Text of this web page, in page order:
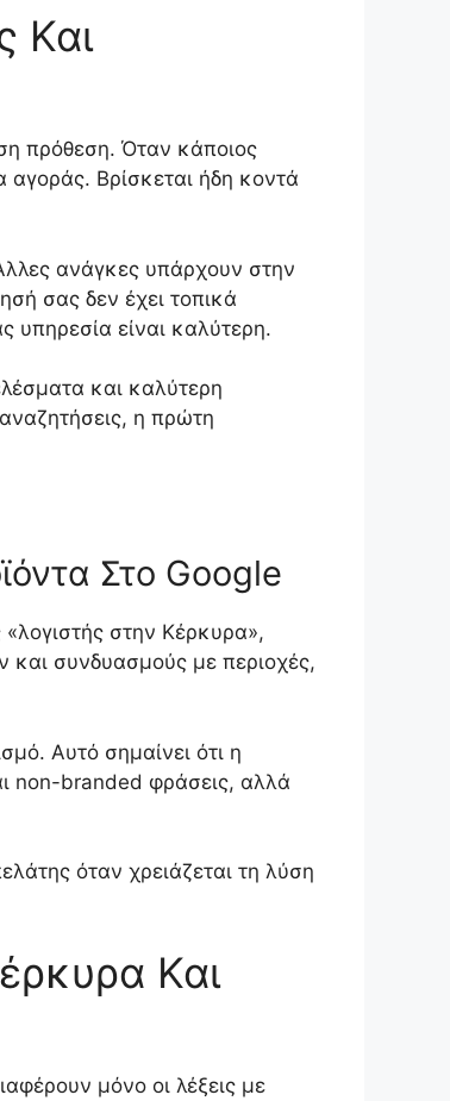
Και
πρόθεση. Όταν κάποιος
Βρίσκεται ήδη κοντά
ανάγκες υπάρχουν στην
σας δεν έχει τοπικά
υπηρεσία είναι καλύτερη.
και καλύτερη
η πρώτη
Στο Google
στην Κέρκυρα»,
και συνδυασμούς με περιοχές,
Αυτό σημαίνει ότι η
non-branded φράσεις, αλλά
όταν χρειάζεται τη λύση
Και
μόνο οι λέξεις με